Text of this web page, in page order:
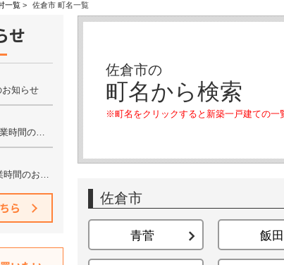
住宅ローン裏話【買主会員限定】
ッフ紹介
健康経営優良法人2025
LINE問合せ
一覧 > 佐倉市 町名一覧
佐倉市の
町名から検索
※町名をクリックすると新築一戸建ての一
佐倉市
青菅 飯田
せ
ら